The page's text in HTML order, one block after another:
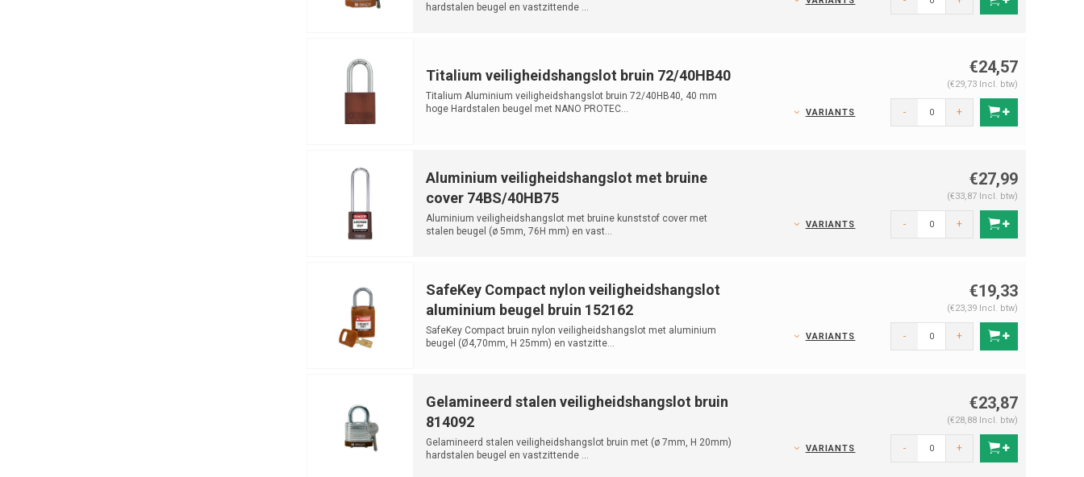
hardstalen beugel en vastzittende ...
Titalium veiligheidshangslot bruin 72/40HB40
Titalium Aluminium veiligheidshangslot bruin 72/40HB40, 40 mm
hoge Hardstalen beugel met NANO PROTEC...
€24,57
(€29,73 Incl. btw)
VARIANTS - +
Aluminium veiligheidshangslot met bruine
cover 74BS/40HB75
Aluminium veiligheidshangslot met bruine kunststof cover met
stalen beugel (ø 5mm, 76H mm) en vast...
€27,99
(€33,87 Incl. btw)
VARIANTS - +
SafeKey Compact nylon veiligheidshangslot
aluminium beugel bruin 152162
SafeKey Compact bruin nylon veiligheidshangslot met aluminium
beugel (Ø4,70mm, H 25mm) en vastzitte...
€19,33
(€23,39 Incl. btw)
VARIANTS - +
Gelamineerd stalen veiligheidshangslot bruin
814092
Gelamineerd stalen veiligheidshangslot bruin met (ø 7mm, H 20mm)
hardstalen beugel en vastzittende ...
€23,87
(€28,88 Incl. btw)
VARIANTS - +